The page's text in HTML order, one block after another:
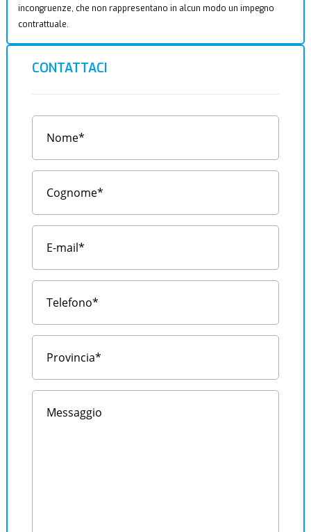
incongruenze, che non rappresentano in alcun modo un impegno
contrattuale.
CONTATTACI